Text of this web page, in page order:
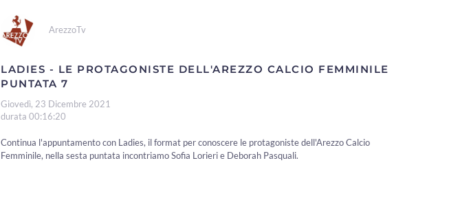
ArezzoTv
LADIES - LE PROTAGONISTE DELL'AREZZO CALCIO FEMMINILE
PUNTATA 7
Giovedì, 23 Dicembre 2021
durata 00:16:20
Continua l'appuntamento con Ladies, il format per conoscere le protagoniste dell'Arezzo Calcio
Femminile, nella sesta puntata incontriamo Sofia Lorieri e Deborah Pasquali.